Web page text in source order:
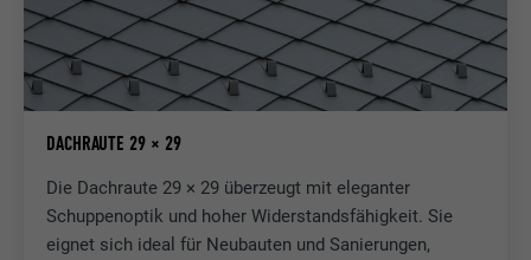
DACHRAUTE 29 × 29
Die Dachraute 29 × 29 überzeugt mit eleganter
Schuppenoptik und hoher Widerstandsfähigkeit. Sie
eignet sich ideal für Neubauten und Sanierungen,